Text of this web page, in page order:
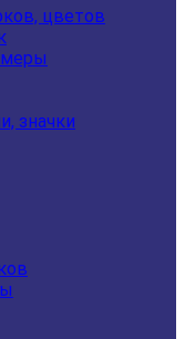
цветов
значки